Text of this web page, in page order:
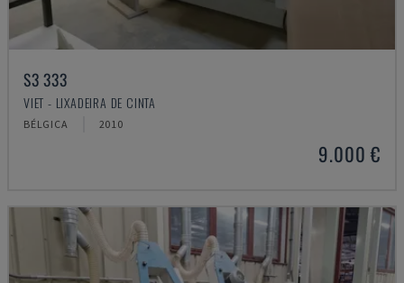
S3 333
VIET - LIXADEIRA DE CINTA
BÉLGICA 2010
9.000 €